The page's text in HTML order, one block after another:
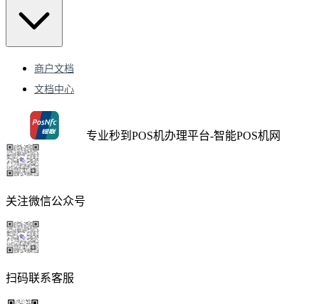
商户文档
文档中心
专业秒到POS机办理平台-智能POS机网
关注微信公众号
扫码联系客服